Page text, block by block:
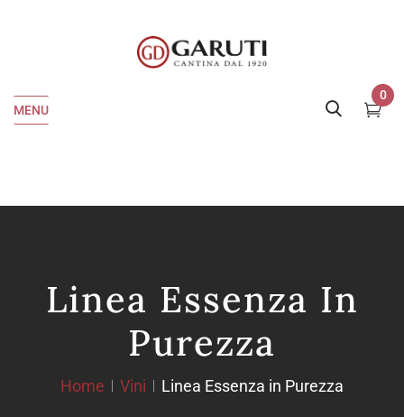
MENU
0
Linea Essenza In
Purezza
Home Vini Linea Essenza in Purezza